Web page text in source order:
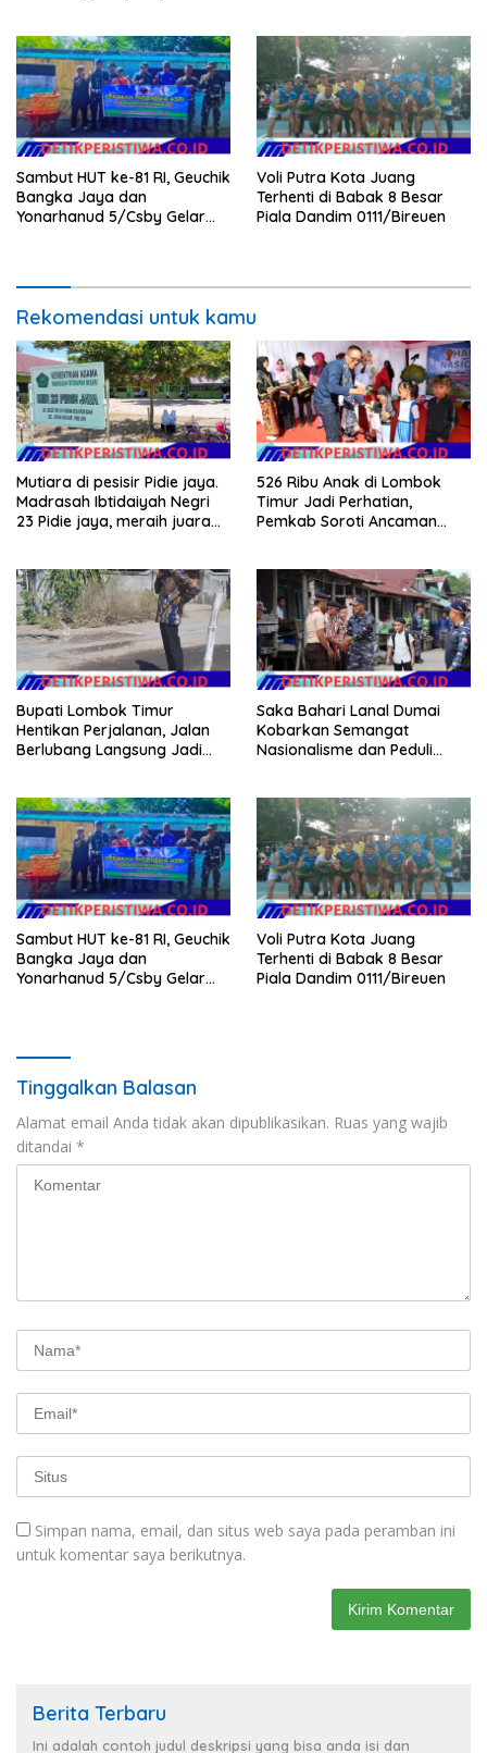
Sambut HUT ke-81 RI, Geuchik
Bangka Jaya dan
Yonarhanud 5/Csby Gelar
Voli Putra Kota Juang
Terhenti di Babak 8 Besar
Piala Dandim 0111/Bireuen
Rekomendasi untuk kamu
Mutiara di pesisir Pidie jaya.
Madrasah Ibtidaiyah Negri
23 Pidie jaya, meraih juara
526 Ribu Anak di Lombok
Timur Jadi Perhatian,
Pemkab Soroti Ancaman
Bupati Lombok Timur
Hentikan Perjalanan, Jalan
Berlubang Langsung Jadi
Saka Bahari Lanal Dumai
Kobarkan Semangat
Nasionalisme dan Peduli
Sambut HUT ke-81 RI, Geuchik
Bangka Jaya dan
Yonarhanud 5/Csby Gelar
Voli Putra Kota Juang
Terhenti di Babak 8 Besar
Piala Dandim 0111/Bireuen
Tinggalkan Balasan
Alamat email Anda tidak akan dipublikasikan. Ruas yang wajib
ditandai *
Simpan nama, email, dan situs web saya pada peramban ini
untuk komentar saya berikutnya.
Berita Terbaru
Ini adalah contoh judul deskripsi yang bisa anda isi dan